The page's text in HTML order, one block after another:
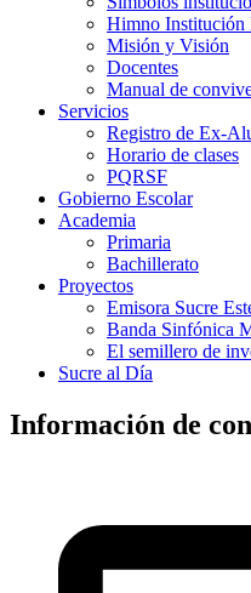
Himno Institución
Misión y Visión
Docentes
Manual de
Servicios
Registro de Ex-
Horario de clases
PQRSF
Gobierno Escolar
Academia
Primaria
Bachillerato
Proyectos
Emisora Sucre
Banda Sinfónica
El semillero de
Sucre al Día
Información de